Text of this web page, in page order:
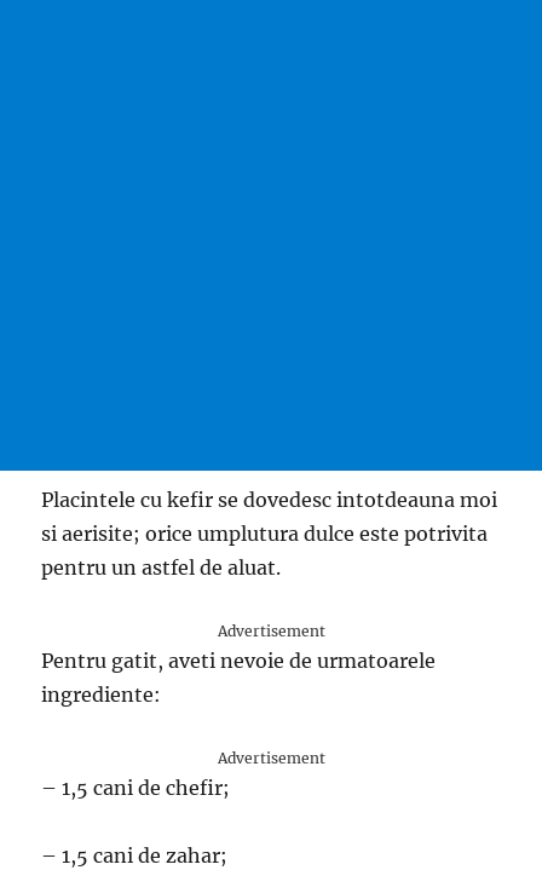
Placintele cu kefir se dovedesc intotdeauna moi
si aerisite; orice umplutura dulce este potrivita
pentru un astfel de aluat.
Advertisement
Pentru gatit, aveti nevoie de urmatoarele
ingrediente:
Advertisement
– 1,5 cani de chefir;
– 1,5 cani de zahar;